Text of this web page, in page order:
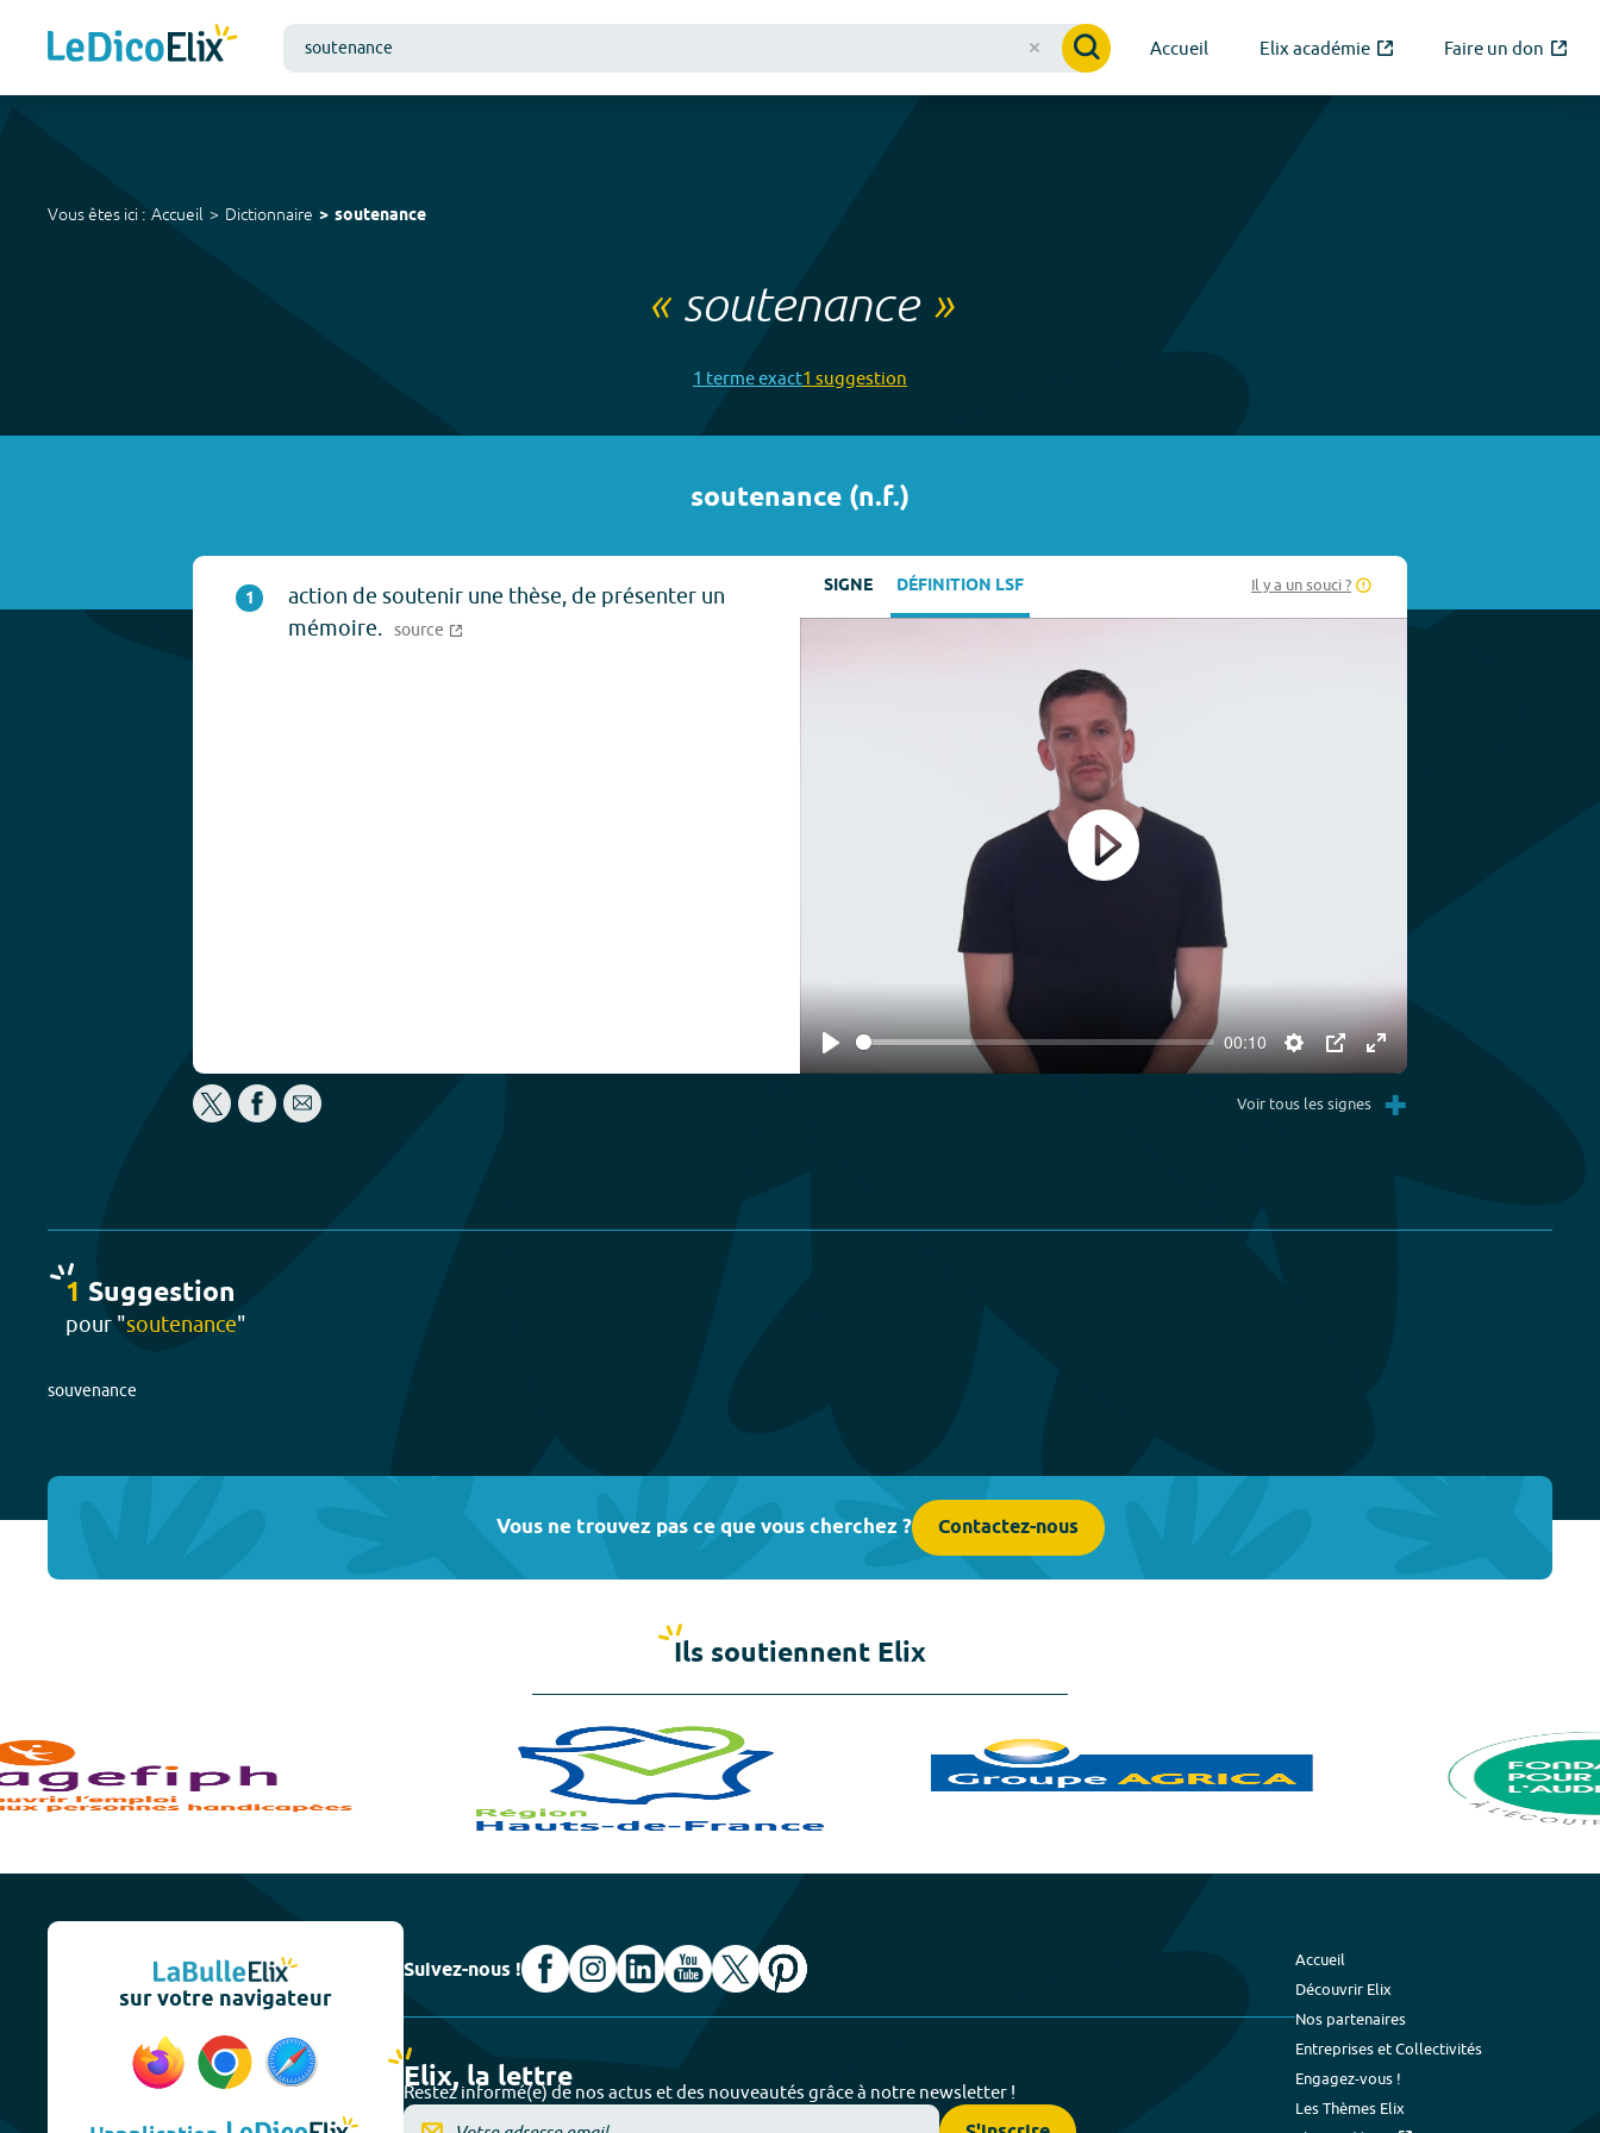
Accueil Elix académie Faire un don
Vous êtes ici : Accueil Dictionnaire soutenance
« soutenance»
1 termeexact1 suggestion
soutenance (n.f.)
1
action de soutenir une thèse, de présenter un
mémoire. source
SIGNE DÉFINITION LSF Il y a un souci ?
Play
00:10
Settings
PIP Enter
fullscreen
Play
Voir tous les signes +
1 Suggestion
pour "soutenance"
souvenance
Vous ne trouvez pas ce que vous cherchez ? Contactez-nous
Ils soutiennent Elix
sur votre navigateur
Suivez-nous !
Elix, la lettre
Restez informé(e) de nos actus et des nouveautés grâce à notre newsletter !
Accueil
Découvrir Elix
Nos partenaires
Entreprises et Collectivités
Engagez-vous !
Les Thèmes Elix